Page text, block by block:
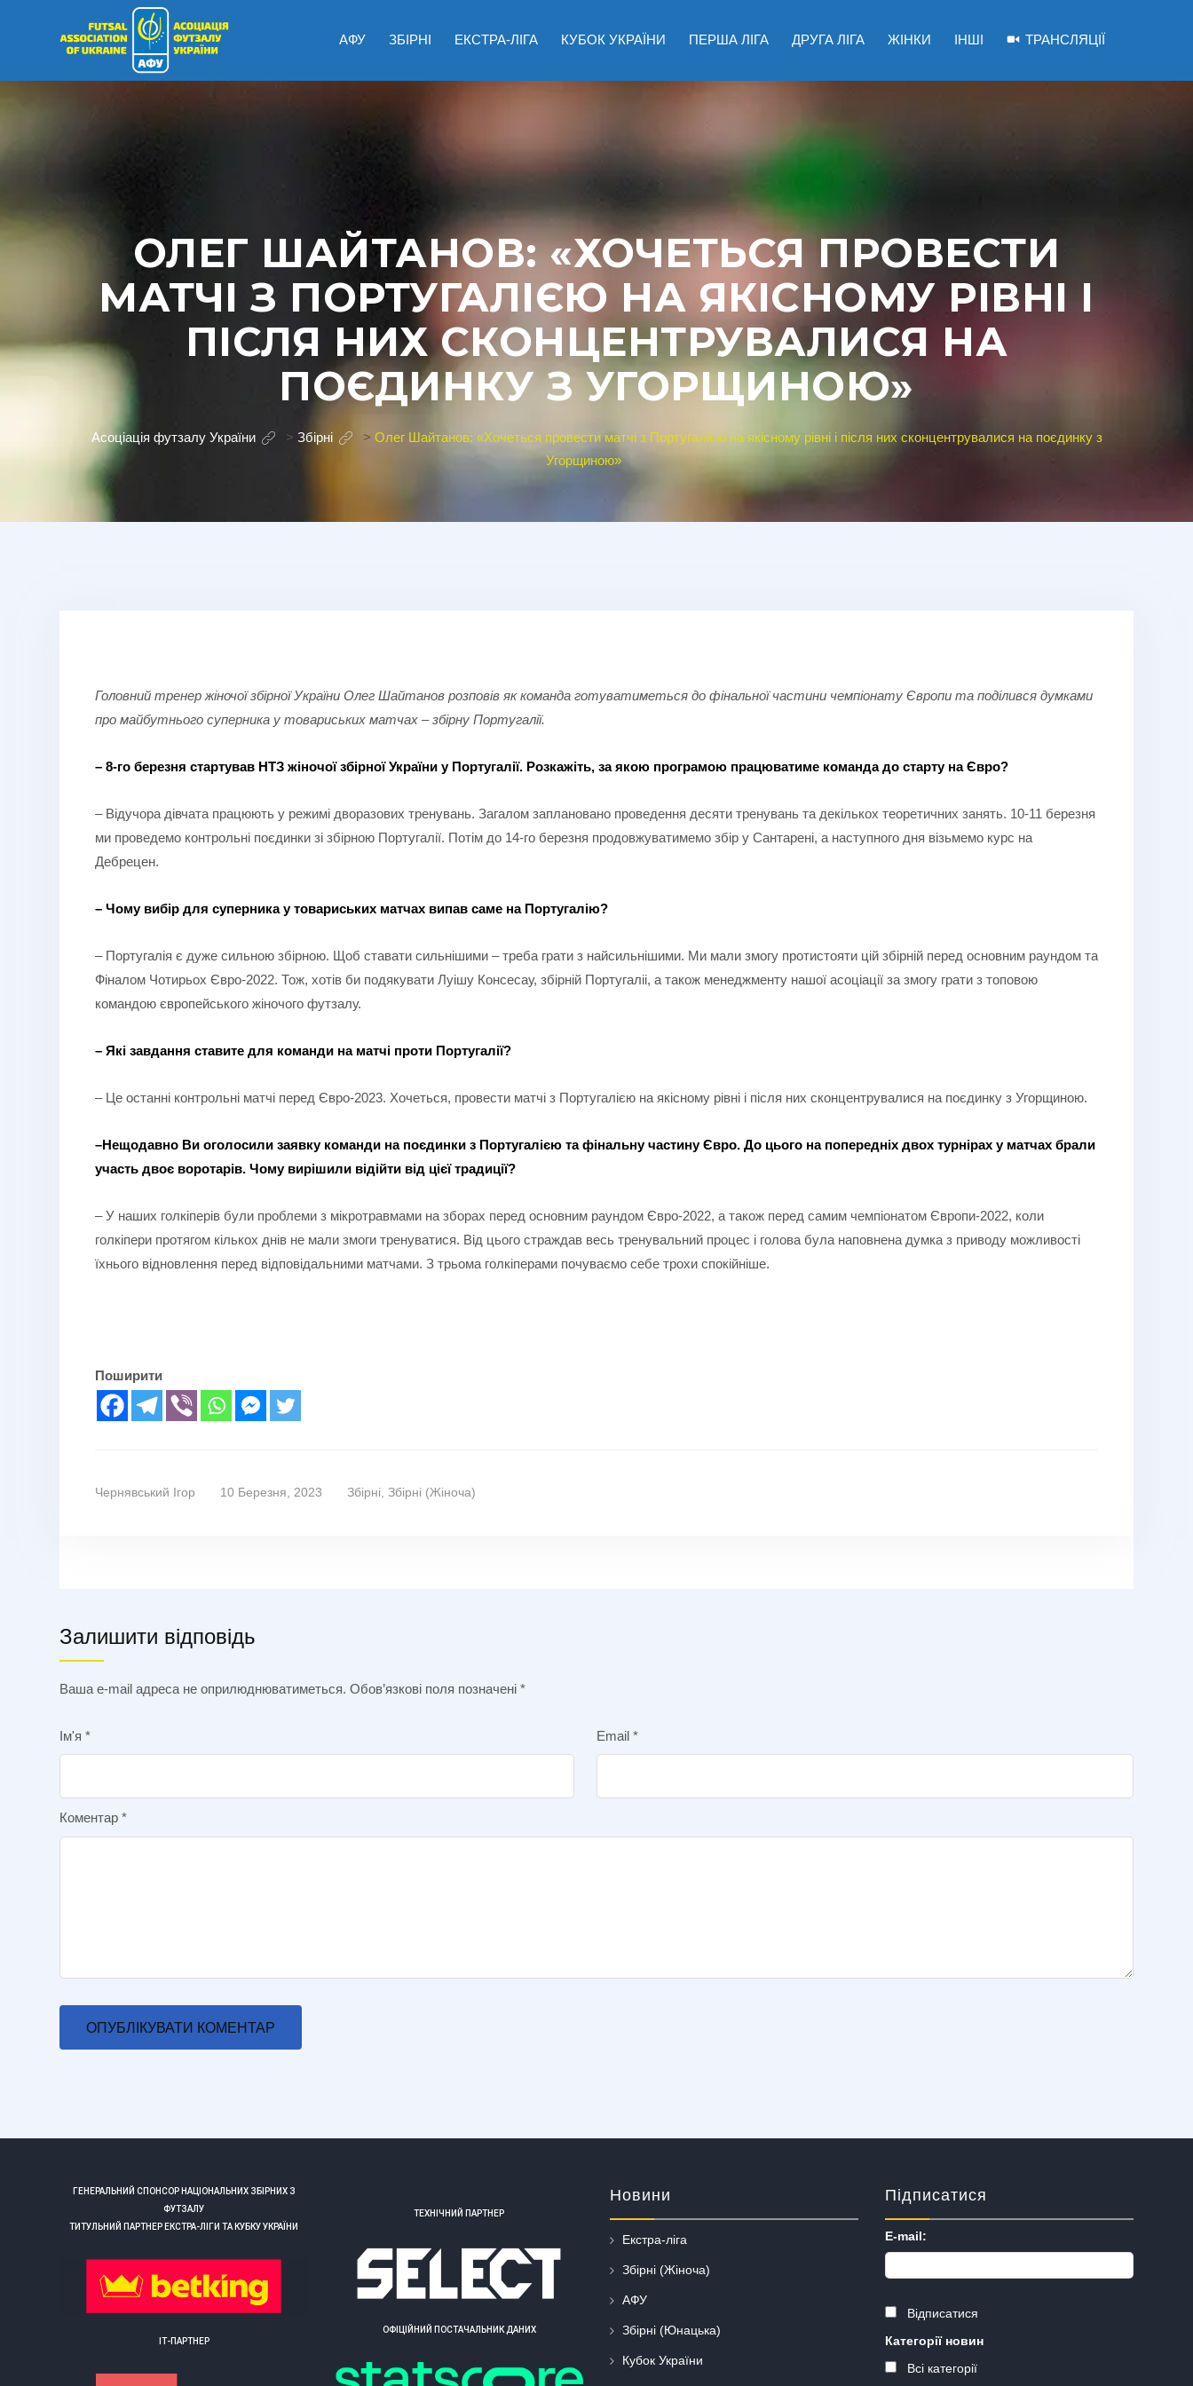
АФУ ЗБІРНІ ЕКСТРА-ЛІГА КУБОК УКРАЇНИ ПЕРША ЛІГА ДРУГА ЛІГА ЖІНКИ ІНШІ ТРАНСЛЯЦІЇ
ОЛЕГ ШАЙТАНОВ: «ХОЧЕТЬСЯ ПРОВЕСТИ
МАТЧІ З ПОРТУГАЛІЄЮ НА ЯКІСНОМУ РІВНІ І
ПІСЛЯ НИХ СКОНЦЕНТРУВАЛИСЯ НА
ПОЄДИНКУ З УГОРЩИНОЮ»
Асоціація футзалу України > Збірні > Олег Шайтанов: «Хочеться провести матчі з Португалією на якісному рівні і після них сконцентрувалися на поєдинку з
Угорщиною»
Головний тренер жіночої збірної України Олег Шайтанов розповів як команда готуватиметься до фінальної частини чемпіонату Європи та поділився думками
про майбутнього суперника у товариських матчах – збірну Португалії.
– 8-го березня стартував НТЗ жіночої збірної України у Португалії. Розкажіть, за якою програмою працюватиме команда до старту на Євро?
– Відучора дівчата працюють у режимі дворазових тренувань. Загалом заплановано проведення десяти тренувань та декількох теоретичних занять. 10-11 березня
ми проведемо контрольні поєдинки зі збірною Португалії. Потім до 14-го березня продовжуватимемо збір у Сантарені, а наступного дня візьмемо курс на
Дебрецен.
– Чому вибір для суперника у товариських матчах випав саме на Португалію?
– Португалія є дуже сильною збірною. Щоб ставати сильнішими – треба грати з найсильнішими. Ми мали змогу протистояти цій збірній перед основним раундом та
Фіналом Чотирьох Євро-2022. Тож, хотів би подякувати Луішу Консесау, збірній Португаліі, а також менеджменту нашої асоціації за змогу грати з топовою
командою європейського жіночого футзалу.
– Які завдання ставите для команди на матчі проти Португалії?
– Це останні контрольні матчі перед Євро-2023. Хочеться, провести матчі з Португалією на якісному рівні і після них сконцентрувалися на поєдинку з Угорщиною.
–Нещодавно Ви оголосили заявку команди на поєдинки з Португалією та фінальну частину Євро. До цього на попередніх двох турнірах у матчах брали
участь двоє воротарів. Чому вирішили відійти від цієї традиції?
– У наших голкіперів були проблеми з мікротравмами на зборах перед основним раундом Євро-2022, а також перед самим чемпіонатом Європи-2022, коли
голкіпери протягом кількох днів не мали змоги тренуватися. Від цього страждав весь тренувальний процес і голова була наповнена думка з приводу можливості
їхнього відновлення перед відповідальними матчами. З трьома голкіперами почуваємо себе трохи спокійніше.
Поширити
Чернявський Ігор 10 Березня, 2023 Збірні Збірні (Жіноча)
Залишити відповідь
Ваша e-mail адреса не оприлюднюватиметься. Обов’язкові поля позначені *
Ім'я * Email *
Коментар *
ГЕНЕРАЛЬНИЙ СПОНСОР НАЦІОНАЛЬНИХ ЗБІРНИХ З
ФУТЗАЛУ
ТИТУЛЬНИЙ ПАРТНЕР ЕКСТРА-ЛІГИ ТА КУБКУ УКРАЇНИ
ІТ-ПАРТНЕР
ТЕХНІЧНИЙ ПАРТНЕР
ОФІЦІЙНИЙ ПОСТАЧАЛЬНИК ДАНИХ
Новини
Екстра-ліга
Збірні (Жіноча)
АФУ
Збірні (Юнацька)
Кубок України
Підписатися
E-mail:
Відписатися
Категорії новин
Всі категорії